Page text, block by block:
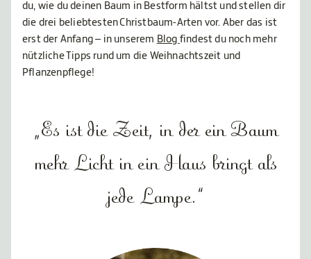
du, wie du deinen Baum in Bestform hältst und stellen dir
die drei beliebtesten Christbaum-Arten vor. Aber das ist
erst der Anfang – in unserem Blog findest du noch mehr
nützliche Tipps rund um die Weihnachtszeit und
Pflanzenpflege!
„Es ist die Zeit, in der ein Baum
mehr Licht in ein Haus bringt als
jede Lampe.“